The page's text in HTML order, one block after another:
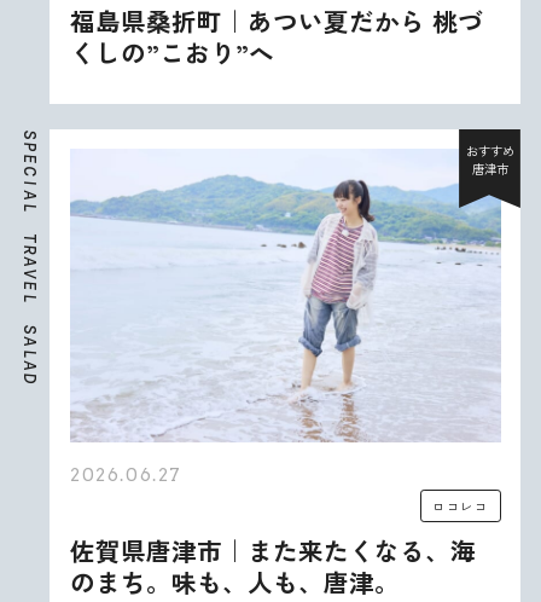
福島県桑折町｜あつい夏だから 桃づ
くしの”こおり”へ
S
P
E
C
I
A
L
T
R
A
V
E
L
S
A
L
A
D
おすすめ
唐津市
2026.06.27
ロコレコ
佐賀県唐津市｜また来たくなる、海
のまち。味も、人も、唐津。